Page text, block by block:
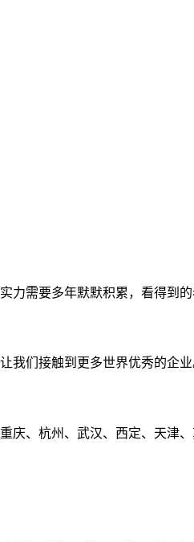
力需要多年默默积累，看得到的
我们接触到更多世界优秀的企业
庆、杭州、武汉、西定、天津